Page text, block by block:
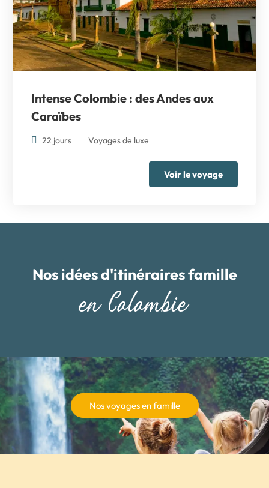
Intense Colombie : des Andes aux
Caraïbes
22 jours Voyages de luxe
Voir le voyage
Nos idées d'itinéraires famille
en Colombie
Nos voyages en famille